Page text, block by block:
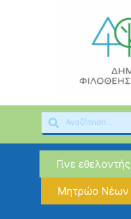
Γίνε εθελοντής
Μητρώο Νέων